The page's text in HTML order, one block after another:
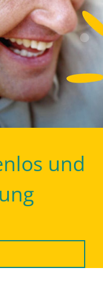
und